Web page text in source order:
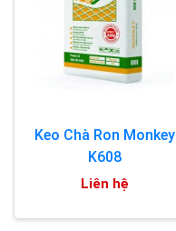
Keo Chà Ron Monkey
K608
Liên hệ